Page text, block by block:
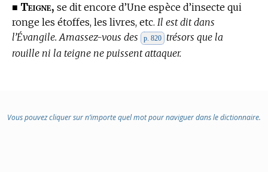
■ Teigne, se dit encore d’Une espèce d’insecte qui
ronge les étoffes, les livres, etc. Il est dit dans
l’Évangile. Amassez-vous des
p. 820
trésors que la
rouille ni la teigne ne puissent attaquer.
Vous pouvez cliquer sur n’importe quel mot pour naviguer dans le dictionnaire.